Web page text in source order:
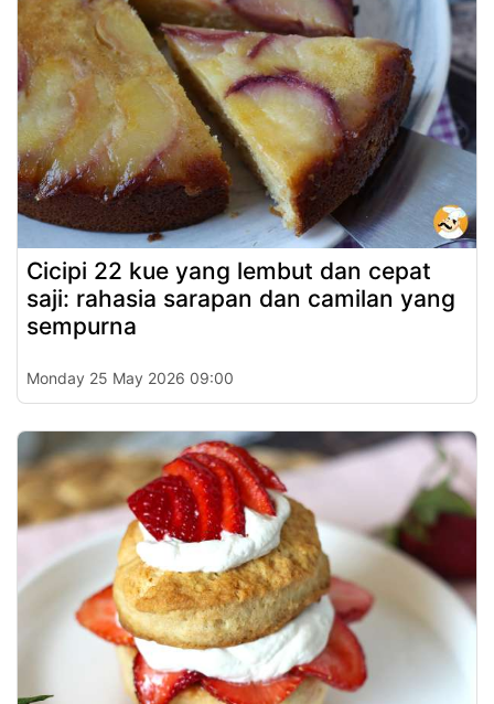
Cicipi 22 kue yang lembut dan cepat
saji: rahasia sarapan dan camilan yang
sempurna
Monday 25 May 2026 09:00